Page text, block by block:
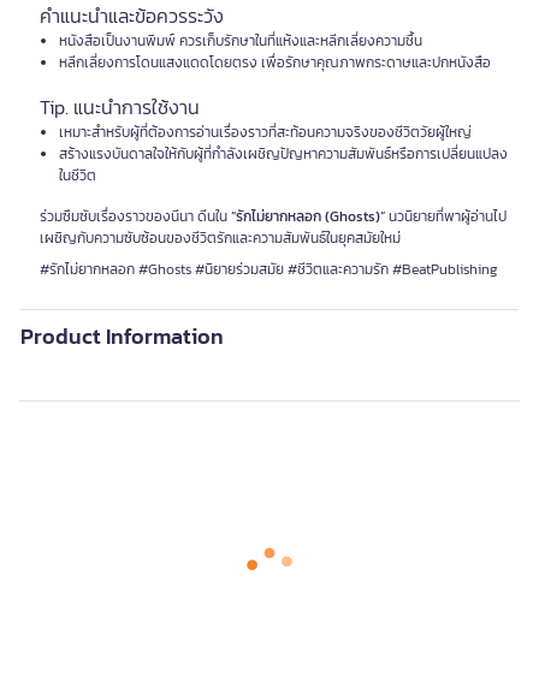
คำแนะนำและข้อควรระวัง
หนังสือเป็นงานพิมพ์ ควรเก็บรักษาในที่แห้งและหลีกเลี่ยงความชื้น
หลีกเลี่ยงการโดนแสงแดดโดยตรง เพื่อรักษาคุณภาพกระดาษและปกหนังสือ
Tip. แนะนำการใช้งาน
เหมาะสำหรับผู้ที่ต้องการอ่านเรื่องราวที่สะท้อนความจริงของชีวิตวัยผู้ใหญ่
สร้างแรงบันดาลใจให้กับผู้ที่กำลังเผชิญปัญหาความสัมพันธ์หรือการเปลี่ยนแปลง
ในชีวิต
ร่วมซึมซับเรื่องราวของนีนา ดีนใน“รักไม่ยากหลอก (Ghosts)”นวนิยายที่พาผู้อ่านไป
เผชิญกับความซับซ้อนของชีวิตรักและความสัมพันธ์ในยุคสมัยใหม่
#รักไม่ยากหลอก #Ghosts #นิยายร่วมสมัย #ชีวิตและความรัก #BeatPublishing
Product Information